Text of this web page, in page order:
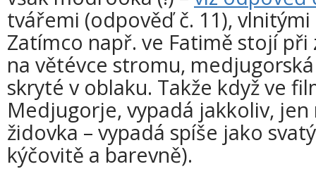
tvářemi (odpověď č. 11),
Zatímco např. ve Fatimě stojí při
na větévce stromu,
skryté v oblaku. Takže když ve
Medjugorje, vypadá jakkoliv,
židovka – vypadá spíše jako
kýčovitě a barevně).